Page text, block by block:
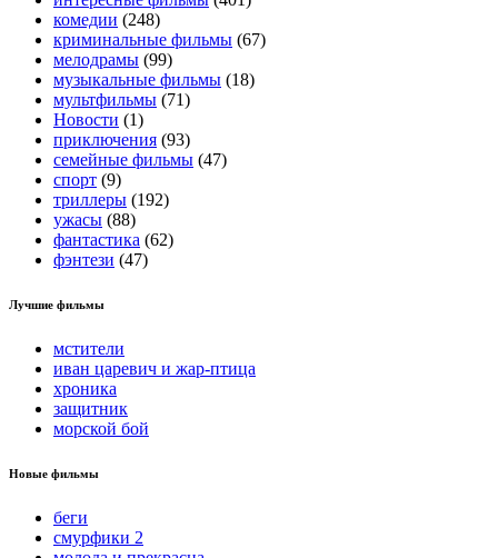
комедии (248)
криминальные фильмы (67)
мелодрамы (99)
музыкальные фильмы (18)
мультфильмы (71)
Новости (1)
приключения (93)
семейные фильмы (47)
спорт (9)
триллеры (192)
ужасы (88)
фантастика (62)
фэнтези (47)
Лучшие фильмы
мстители
иван царевич и жар-птица
хроника
защитник
морской бой
Новые фильмы
беги
смурфики 2